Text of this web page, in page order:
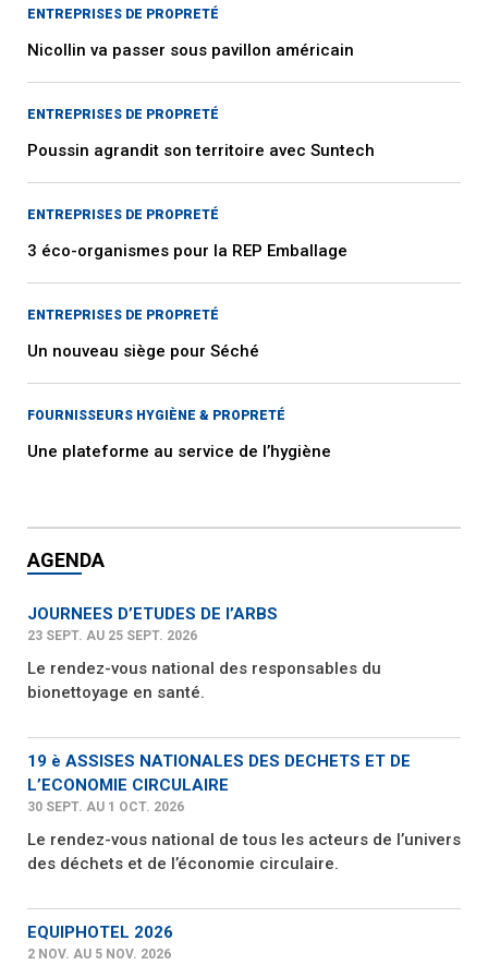
ENTREPRISES DE PROPRETÉ
Nicollin va passer sous pavillon américain
ENTREPRISES DE PROPRETÉ
Poussin agrandit son territoire avec Suntech
ENTREPRISES DE PROPRETÉ
3 éco-organismes pour la REP Emballage
ENTREPRISES DE PROPRETÉ
Un nouveau siège pour Séché
FOURNISSEURS HYGIÈNE & PROPRETÉ
Une plateforme au service de l’hygiène
AGENDA
JOURNEES D’ETUDES DE l’ARBS
23 SEPT. AU 25 SEPT. 2026
Le rendez-vous national des responsables du
bionettoyage en santé.
19 è ASSISES NATIONALES DES DECHETS ET DE
L’ECONOMIE CIRCULAIRE
30 SEPT. AU 1 OCT. 2026
Le rendez-vous national de tous les acteurs de l’univers
des déchets et de l’économie circulaire.
EQUIPHOTEL 2026
2 NOV. AU 5 NOV. 2026